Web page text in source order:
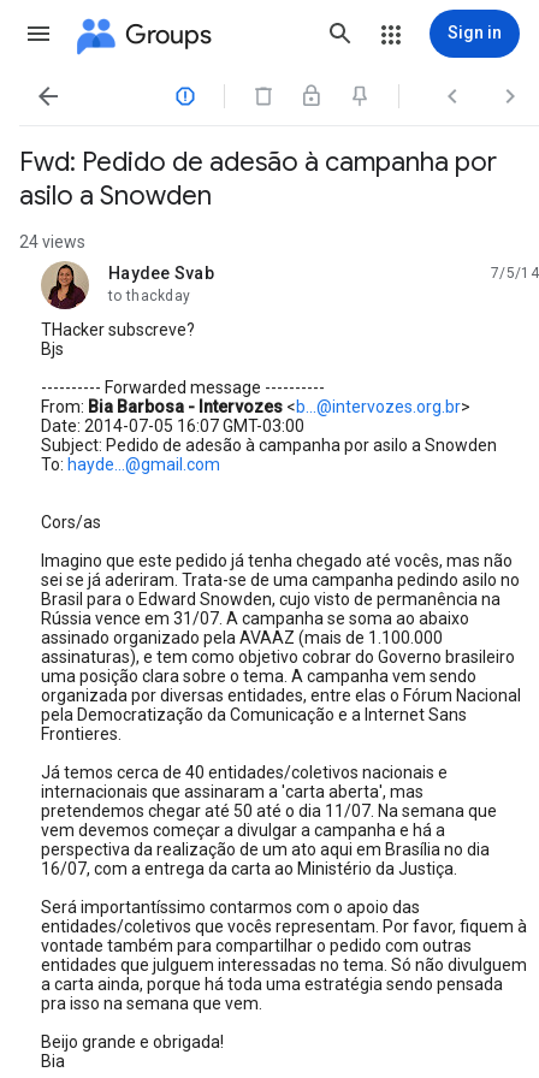
Groups Sign in
   
Fwd: Pedido de adesão à campanha por
asilo a Snowden
24 views
Haydee Svab
unread,
7/5/14
to thackday
THacker subscreve?
Bjs
---------- Forwarded message ----------
From: Bia Barbosa - Intervozes <b...@intervozes.org.br>
Date: 2014-07-05 16:07 GMT-03:00
Subject: Pedido de adesão à campanha por asilo a Snowden
To: hayde...@gmail.com
Cors/as
Imagino que este pedido já tenha chegado até vocês, mas não
sei se já aderiram. Trata-se de uma campanha pedindo asilo no
Brasil para o Edward Snowden, cujo visto de permanência na
Rússia vence em 31/07. A campanha se soma ao abaixo
assinado organizado pela AVAAZ (mais de 1.100.000
assinaturas), e tem como objetivo cobrar do Governo brasileiro
uma posição clara sobre o tema. A campanha vem sendo
organizada por diversas entidades, entre elas o Fórum Nacional
pela Democratização da Comunicação e a Internet Sans
Frontieres.
Já temos cerca de 40 entidades/coletivos nacionais e
internacionais que assinaram a 'carta aberta', mas
pretendemos chegar até 50 até o dia 11/07. Na semana que
vem devemos começar a divulgar a campanha e há a
perspectiva da realização de um ato aqui em Brasília no dia
16/07, com a entrega da carta ao Ministério da Justiça.
Será importantíssimo contarmos com o apoio das
entidades/coletivos que vocês representam. Por favor, fiquem à
vontade também para compartilhar o pedido com outras
entidades que julguem interessadas no tema. Só não divulguem
a carta ainda, porque há toda uma estratégia sendo pensada
pra isso na semana que vem.
Beijo grande e obrigada!
Bia